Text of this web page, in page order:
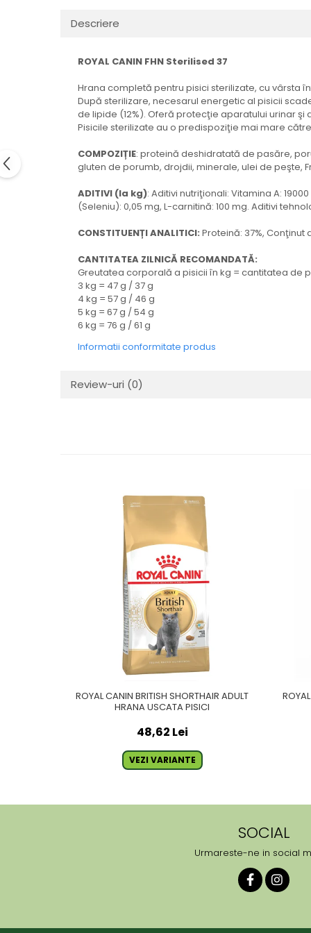
Descriere
ROYAL CANIN FHN Sterilised 37
Hrana completă pentru pisici sterilizate, cu vârsta
După sterilizare, necesarul energetic al pisicii
de lipide (12%). Oferă protecţie aparatului urinar şi
Pisicile sterilizate au o predispoziţie mai mare
COMPOZIȚIE: proteină deshidratată de pasăre,
gluten de porumb, drojdii, minerale, ulei de peşte,
ADITIVI (la kg): Aditivi nutriţionali: Vitamina A: 19000
(Seleniu): 0,05 mg, L-carnitină: 100 mg. Aditivi
CONSTITUENȚI ANALITICI: Proteină: 37%, Conţinut
CANTITATEA ZILNICĂ RECOMANDATĂ:
Greutatea corporală a pisicii în kg = cantitatea
3 kg = 47 g / 37 g
4 kg = 57 g / 46 g
5 kg = 67 g / 54 g
6 kg = 76 g / 61 g
Informatii conformitate produs
Review-uri (0)
ROYAL CANIN BRITISH SHORTHAIR ADULT
HRANA USCATA PISICI
48,62 Lei
VEZI VARIANTE
SOCIAL
Urmareste-ne in social